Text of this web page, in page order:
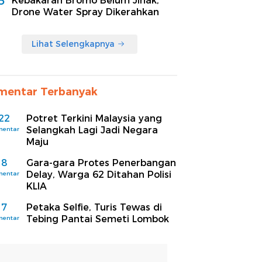
Drone Water Spray Dikerahkan
Lihat Selengkapnya
Terbanyak
Potret Terkini Malaysia yang
Selangkah Lagi Jadi Negara
Maju
8
Gara-gara Protes Penerbangan
Delay, Warga 62 Ditahan Polisi
KLIA
7
Petaka Selfie, Turis Tewas di
Tebing Pantai Semeti Lombok